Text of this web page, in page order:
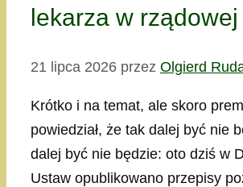
lekarza w
21 lipca 2026 przez Olgierd
Krótko i na temat, ale skoro
powiedział, że tak dalej być nie
dalej być nie będzie: oto dziś w
Ustaw opublikowano przepisy